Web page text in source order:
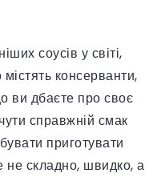
соусів у світі,
консерванти,
ви дбаєте про своє
справжній смак
приготувати
складно, швидко, а